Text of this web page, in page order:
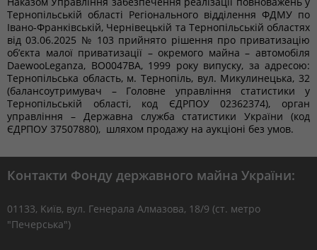
Тернопільській області Регіонального відділення ФДМУ по
Івано-Франківській, Чернівецькій та Тернопільській областях
від 03.06.2025 № 103 прийнято рішення про приватизацію
об’єкта малої приватизації – окремого майна – автомобіля
DaewooLeganza, ВО0047ВА, 1999 року випуску, за адресою:
Тернопільська область, м. Тернопіль, вул. Микулинецька, 32
(балансоутримувач – Головне управління статистики у
Тернопільській області, код ЄДРПОУ 02362374), орган
управління – Державна служба статистики України (код
ЄДРПОУ 37507880), шляхом продажу на аукціоні без умов.
Контакти Фонду державного майна України:
01133, Kиїв, вул. Генерала Алмазова, 18/9 (ст. метро
"Печерська")